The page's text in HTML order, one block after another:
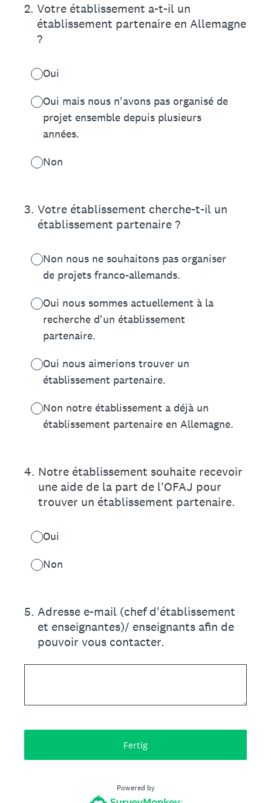
2. Votre établissement a-t-il un
établissement partenaire en Allemagne
?
Oui
Oui mais nous n'avons pas organisé de
projet ensemble depuis plusieurs
années.
Non
3. Votre établissement cherche-t-il un
établissement partenaire ?
Non nous ne souhaitons pas organiser
de projets franco-allemands.
Oui nous sommes actuellement à la
recherche d'un établissement
partenaire.
Oui nous aimerions trouver un
établissement partenaire.
Non notre établissement a déjà un
établissement partenaire en Allemagne.
4. Notre établissement souhaite recevoir
une aide de la part de l'OFAJ pour
trouver un établissement partenaire.
Oui
Non
5. Adresse e-mail (chef d'établissement
et enseignantes)/ enseignants afin de
pouvoir vous contacter.
Fertig
Powered by